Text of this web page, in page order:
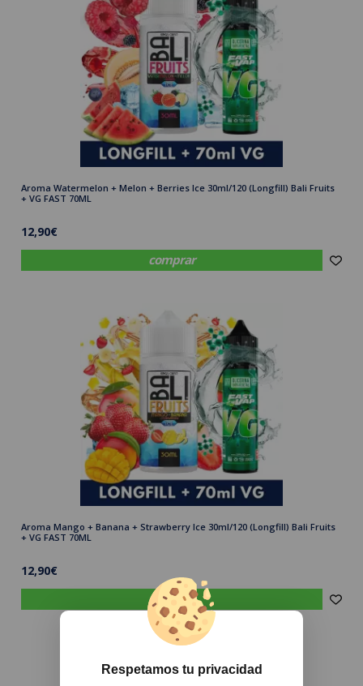
comprar
Aroma Watermelon + Melon + Berries Ice 30ml/120 (Longfill) Bali Fruits
+ VG FAST 70ML
12,90€
comprar
Aroma Mango + Banana + Strawberry Ice 30ml/120 (Longfill) Bali Fruits
+ VG FAST 70ML
12,90€
Respetamos tu privacidad